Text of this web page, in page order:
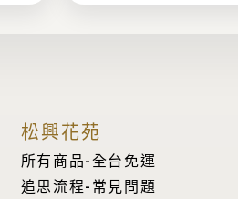
松興花苑
所有商品-全台免運
追思流程-常見問題